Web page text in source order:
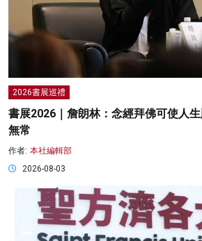
2026書展巡禮
書展2026｜詹朗林：念經拜佛可使人
無常
作者: 本社編輯部
2026-08-03